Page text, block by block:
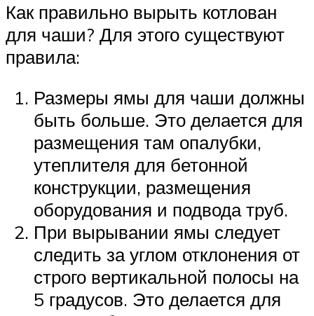
Как правильно вырыть котлован
для чаши? Для этого существуют
правила:
Размеры ямы для чаши должны
быть больше. Это делается для
размещения там опалубки,
утеплителя для бетонной
конструкции, размещения
оборудования и подвода труб.
При вырывании ямы следует
следить за углом отклонения от
строго вертикальной полосы на
5 градусов. Это делается для